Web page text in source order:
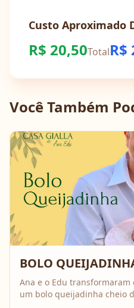
Custo Aproximado
R$ 20,50TotalR$
Você Também
BOLO
Ana e o Edu transformaram
um bolo queijadinha cheio